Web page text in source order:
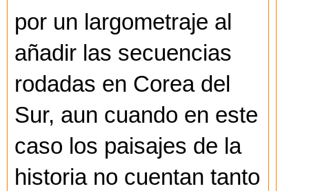
por un largometraje al
añadir las secuencias
rodadas en Corea del
Sur, aun cuando en este
caso los paisajes de la
historia no cuentan tanto